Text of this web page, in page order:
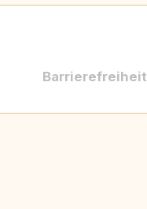
Barrierefreiheit